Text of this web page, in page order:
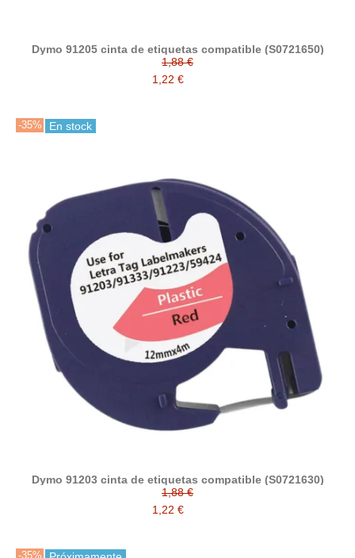
Dymo 91205 cinta de etiquetas compatible (S0721650)
1,88 €
1,22 €
-35% En stock
Dymo 91203 cinta de etiquetas compatible (S0721630)
1,88 €
1,22 €
-35%